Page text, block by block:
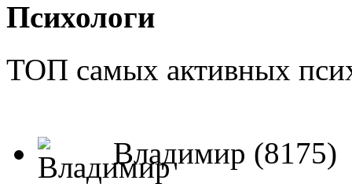
Психологи
ТОП самых активных
Владимир (8175)